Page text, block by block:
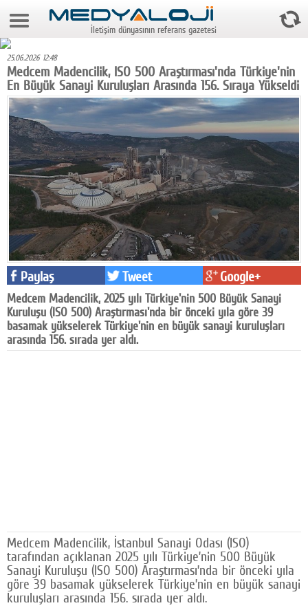
8 Ağustos 2026 19:07:43
Foto Galeri
Video Galeri
Gazeteler
Medya
Reyting-tiraj
Teknoloji
Televizyon
Dünya
Pr
Facebook
Diziler
SOSYAL MEDYA
Facebook
Twitter
İletişim dünyasının referans gazetesi
25.06.2026 12:48
Medcem Madencilik, ISO 500 Araştırması'nda Türkiye'nin
En Büyük Sanayi Kuruluşları Arasında 156. Sıraya Yükseldi
Paylaş Tweet Google+
Medcem Madencilik, 2025 yılı Türkiye'nin 500 Büyük Sanayi
Kuruluşu (ISO 500) Araştırması'nda bir önceki yıla göre 39
basamak yükselerek Türkiye'nin en büyük sanayi kuruluşları
arasında 156. sırada yer aldı.
Medcem Madencilik, İstanbul Sanayi Odası (ISO)
tarafından açıklanan 2025 yılı Türkiye’nin 500 Büyük
Sanayi Kuruluşu (ISO 500) Araştırması’nda bir önceki yıla
göre 39 basamak yükselerek Türkiye’nin en büyük sanayi
kuruluşları arasında 156. sırada yer aldı.